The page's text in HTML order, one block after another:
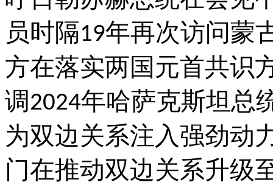
员时隔19年再次访问蒙
方在落实两国元首共识
调2024年哈萨克斯坦总
为双边关系注入强劲动
门在推动双边关系升级